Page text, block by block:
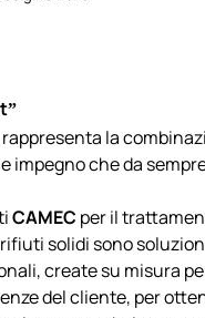
rappresenta la
impegno che da
CAMEC per il
solidi sono
create su misura
del cliente, per